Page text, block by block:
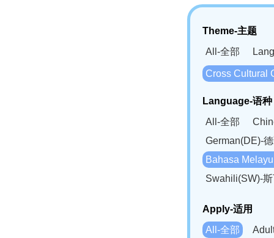
Theme-主题
All-全部
Cross Cultural
Language-语种
All-全部
German(DE)-
Bahasa
Swahili(SW)-
Apply-适用
All-全部